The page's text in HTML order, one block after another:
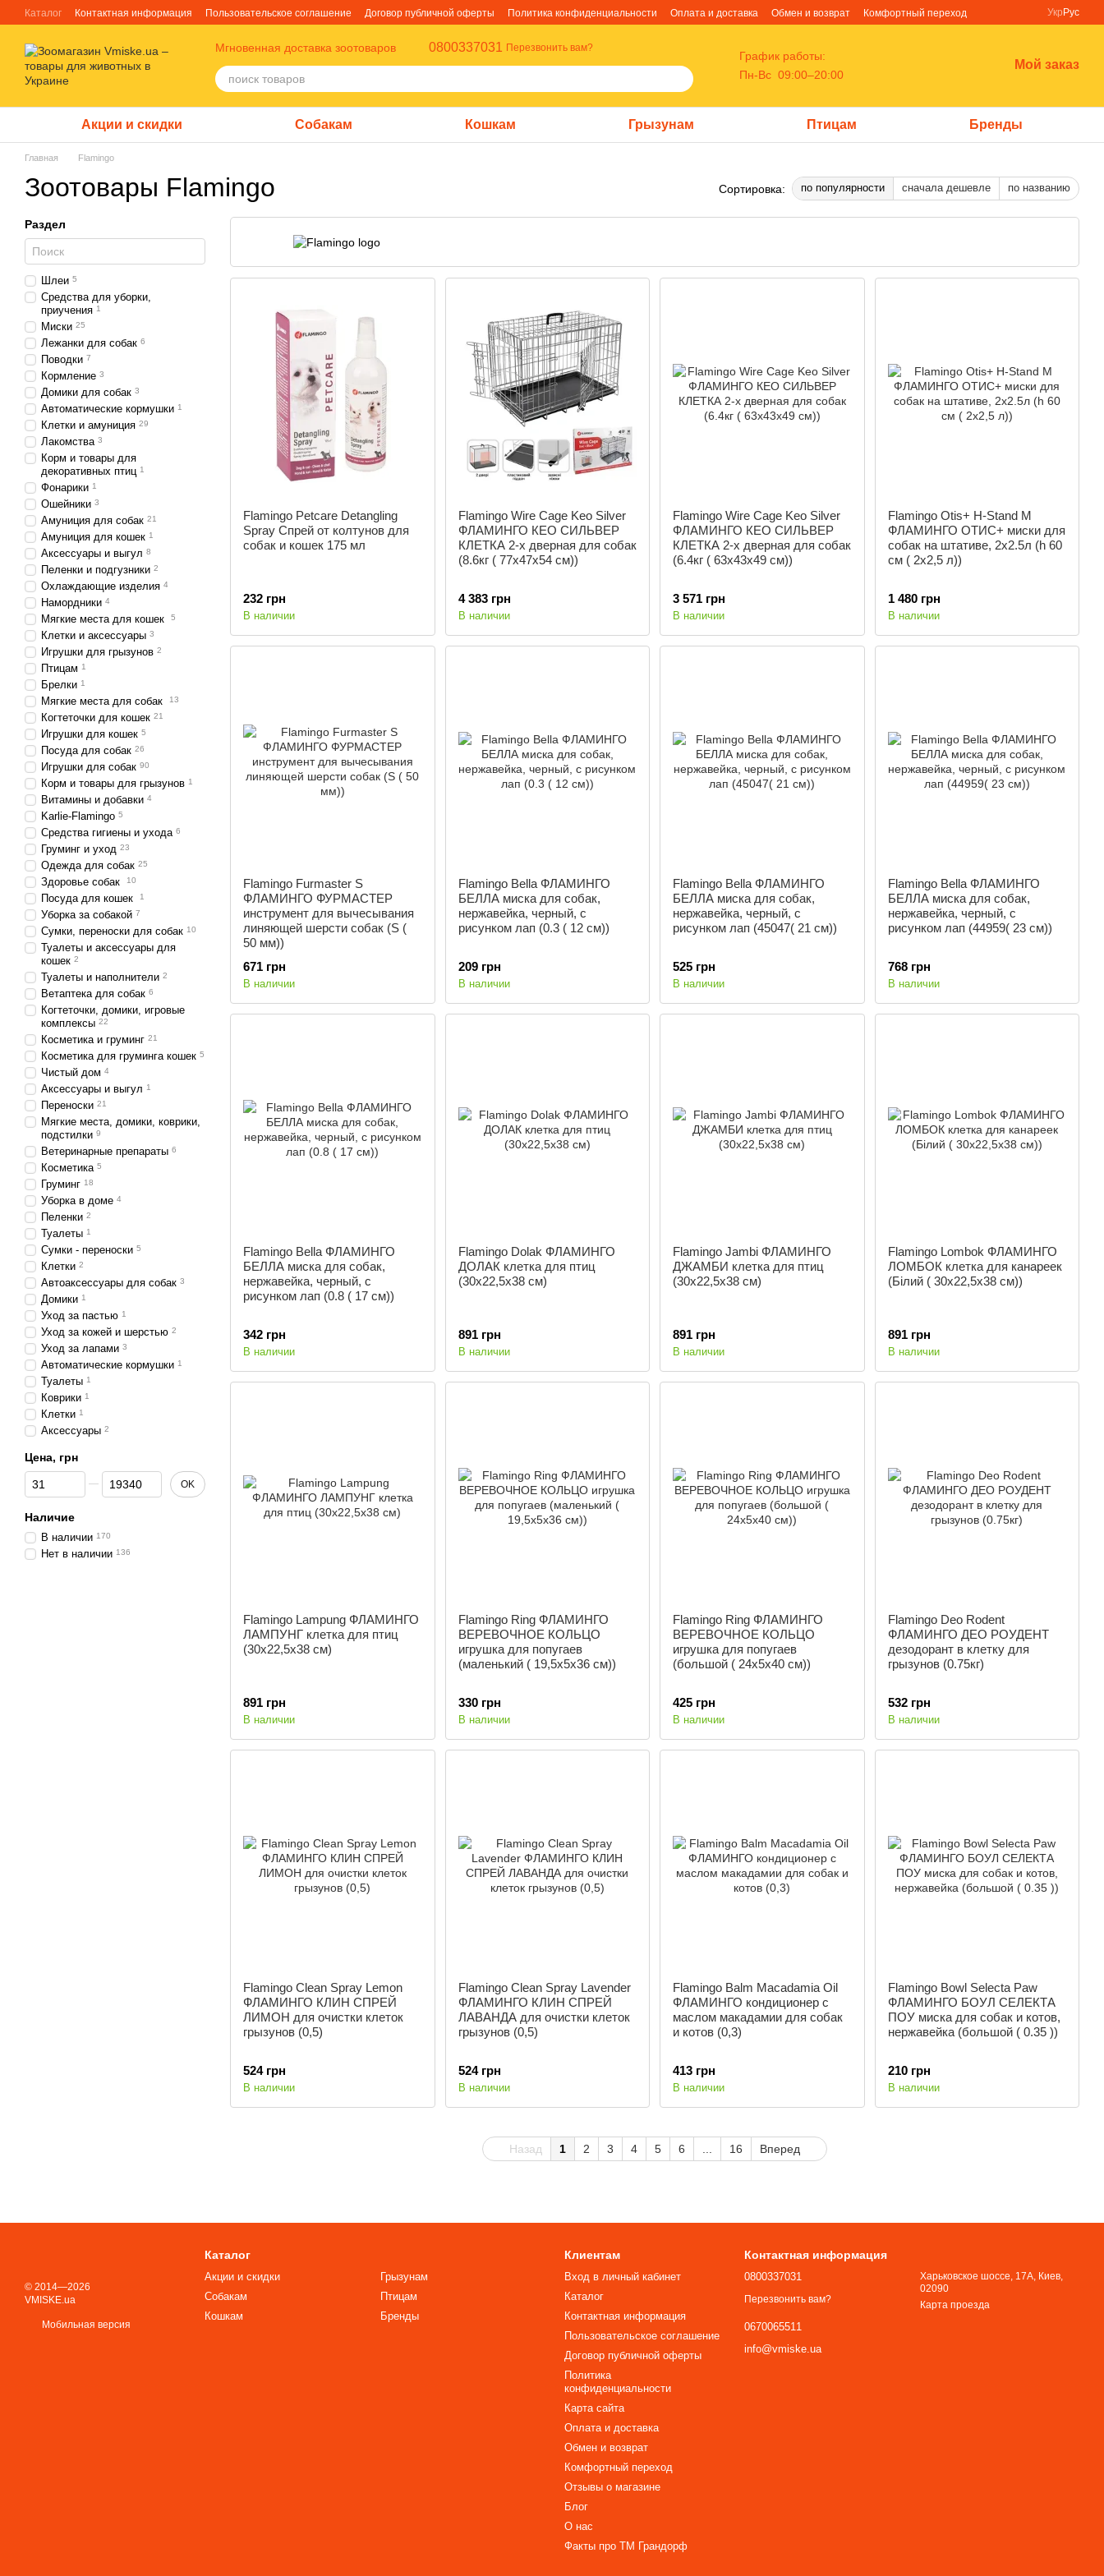
Перейти к основному контенту
Каталог Контактная информация Пользовательское соглашение Договор публичной оферты Политика конфиденциальности Оплата и доставка Обмен и возврат
Комфортный переход
Укр Рус
Мгновенная доставка зоотоваров 0800337031 Перезвонить вам?
График работы:
Пн-Вс 09:00–20:00
Мой заказ
Акции и скидки Собакам Кошкам Грызунам Птицам Бренды
Главная Flamingo
Зоотовары Flamingo Сортировка: по популярности сначала дешевле по названию
Flamingo Petcare Detangling
Spray Спрей от колтунов для
собак и кошек 175 мл
232 грн
В наличии
Flamingo Wire Cage Keo Silver
ФЛАМИНГО КЕО СИЛЬВЕР
КЛЕТКА 2-х дверная для собак
(8.6кг ( 77х47х54 см))
4 383 грн
В наличии
Flamingo Wire Cage Keo Silver
ФЛАМИНГО КЕО СИЛЬВЕР
КЛЕТКА 2-х дверная для собак
(6.4кг ( 63х43х49 см))
3 571 грн
В наличии
Flamingo Otis+ H-Stand М
ФЛАМИНГО ОТИС+ миски для
собак на штативе, 2х2.5л (h 60
см ( 2х2,5 л))
1 480 грн
В наличии
Flamingo Furmaster S
ФЛАМИНГО ФУРМАСТЕР
инструмент для вычесывания
линяющей шерсти собак (S (
50 мм))
671 грн
В наличии
Flamingo Bella ФЛАМИНГО
БЕЛЛА миска для собак,
нержавейка, черный, с
рисунком лап (0.3 ( 12 см))
209 грн
В наличии
Flamingo Bella ФЛАМИНГО
БЕЛЛА миска для собак,
нержавейка, черный, с
рисунком лап (45047( 21 см))
525 грн
В наличии
Flamingo Bella ФЛАМИНГО
БЕЛЛА миска для собак,
нержавейка, черный, с
рисунком лап (44959( 23 см))
768 грн
В наличии
Flamingo Bella ФЛАМИНГО
БЕЛЛА миска для собак,
нержавейка, черный, с
рисунком лап (0.8 ( 17 см))
342 грн
В наличии
Flamingo Dolak ФЛАМИНГО
ДОЛАК клетка для птиц
(30х22,5х38 см)
891 грн
В наличии
Flamingo Jambi ФЛАМИНГО
ДЖАМБИ клетка для птиц
(30х22,5х38 см)
891 грн
В наличии
Flamingo Lombok ФЛАМИНГО
ЛОМБОК клетка для канареек
(Білий ( 30х22,5х38 см))
891 грн
В наличии
Flamingo Lampung ФЛАМИНГО
ЛАМПУНГ клетка для птиц
(30х22,5х38 см)
891 грн
В наличии
Flamingo Ring ФЛАМИНГО
ВЕРЕВОЧНОЕ КОЛЬЦО
игрушка для попугаев
(маленький ( 19,5х5х36 см))
330 грн
В наличии
Flamingo Ring ФЛАМИНГО
ВЕРЕВОЧНОЕ КОЛЬЦО
игрушка для попугаев
(большой ( 24х5х40 см))
425 грн
В наличии
Flamingo Deo Rodent
ФЛАМИНГО ДЕО РОУДЕНТ
дезодорант в клетку для
грызунов (0.75кг)
532 грн
В наличии
Flamingo Clean Spray Lemon
ФЛАМИНГО КЛИН СПРЕЙ
ЛИМОН для очистки клеток
грызунов (0,5)
524 грн
В наличии
Flamingo Clean Spray Lavender
ФЛАМИНГО КЛИН СПРЕЙ
ЛАВАНДА для очистки клеток
грызунов (0,5)
524 грн
В наличии
Flamingo Balm Macadamia Oil
ФЛАМИНГО кондиционер с
маслом макадамии для собак
и котов (0,3)
413 грн
В наличии
Flamingo Bowl Selecta Paw
ФЛАМИНГО БОУЛ СЕЛЕКТА
ПОУ миска для собак и котов,
нержавейка (большой ( 0.35 ))
210 грн
В наличии
Назад 1 2 3 4 5 6 ... 16 Вперед
Раздел
Шлеи 5
Средства для уборки,
приучения 1
Миски 25
Лежанки для собак 6
Поводки 7
Кормление 3
Домики для собак 3
Автоматические кормушки 1
Клетки и амуниция 29
Лакомства 3
Корм и товары для
декоративных птиц 1
Фонарики 1
Ошейники 3
Амуниция для собак 21
Амуниция для кошек 1
Аксессуары и выгул 8
Пеленки и подгузники 2
Охлаждающие изделия 4
Намордники 4
Мягкие места для кошек 5
Клетки и аксессуары 3
Игрушки для грызунов 2
Птицам 1
Брелки 1
Мягкие места для собак 13
Когтеточки для кошек 21
Игрушки для кошек 5
Посуда для собак 26
Игрушки для собак 90
Корм и товары для грызунов 1
Витамины и добавки 4
Karlie-Flamingo 5
Средства гигиены и ухода 6
Груминг и уход 23
Одежда для собак 25
Здоровье собак 10
Посуда для кошек 1
Уборка за собакой 7
Сумки, переноски для собак 10
Туалеты и аксессуары для
кошек 2
Туалеты и наполнители 2
Ветаптека для собак 6
Когтеточки, домики, игровые
комплексы 22
Косметика и груминг 21
Косметика для груминга кошек 5
Чистый дом 4
Аксессуары и выгул 1
Переноски 21
Мягкие места, домики, коврики,
подстилки 9
Ветеринарные препараты 6
Косметика 5
Груминг 18
Уборка в доме 4
Пеленки 2
Туалеты 1
Сумки - переноски 5
Клетки 2
Автоаксессуары для собак 3
Домики 1
Уход за пастью 1
Уход за кожей и шерстью 2
Уход за лапами 3
Автоматические кормушки 1
Туалеты 1
Коврики 1
Клетки 1
Аксессуары 2
Цена, грн
От Цена, грн
До Цена, грн OK
Наличие
В наличии 170
Нет в наличии 136
© 2014—2026
VMISKE.ua
Мобильная версия
Каталог
Акции и скидки
Собакам
Кошкам
Грызунам
Птицам
Бренды
Клиентам
Вход в личный кабинет
Каталог
Контактная информация
Пользовательское соглашение
Договор публичной оферты
Политика
конфиденциальности
Карта сайта
Оплата и доставка
Обмен и возврат
Комфортный переход
Отзывы о магазине
Блог
О нас
Факты про TM Грандорф
Контактная информация
0800337031
Перезвонить вам?
0670065511
info@vmiske.ua
Харьковское шоссе, 17А, Киев,
02090
Карта проезда